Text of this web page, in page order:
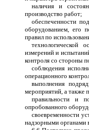
наличия и
производство работ;
обеспеченности
оборудованием, его
правил по
технологической
измерений и
контроля со стороны
соблюдения
операционного
выполнения
мероприятий, а также
правильности и
опробованного
своевременности
надзорными органами